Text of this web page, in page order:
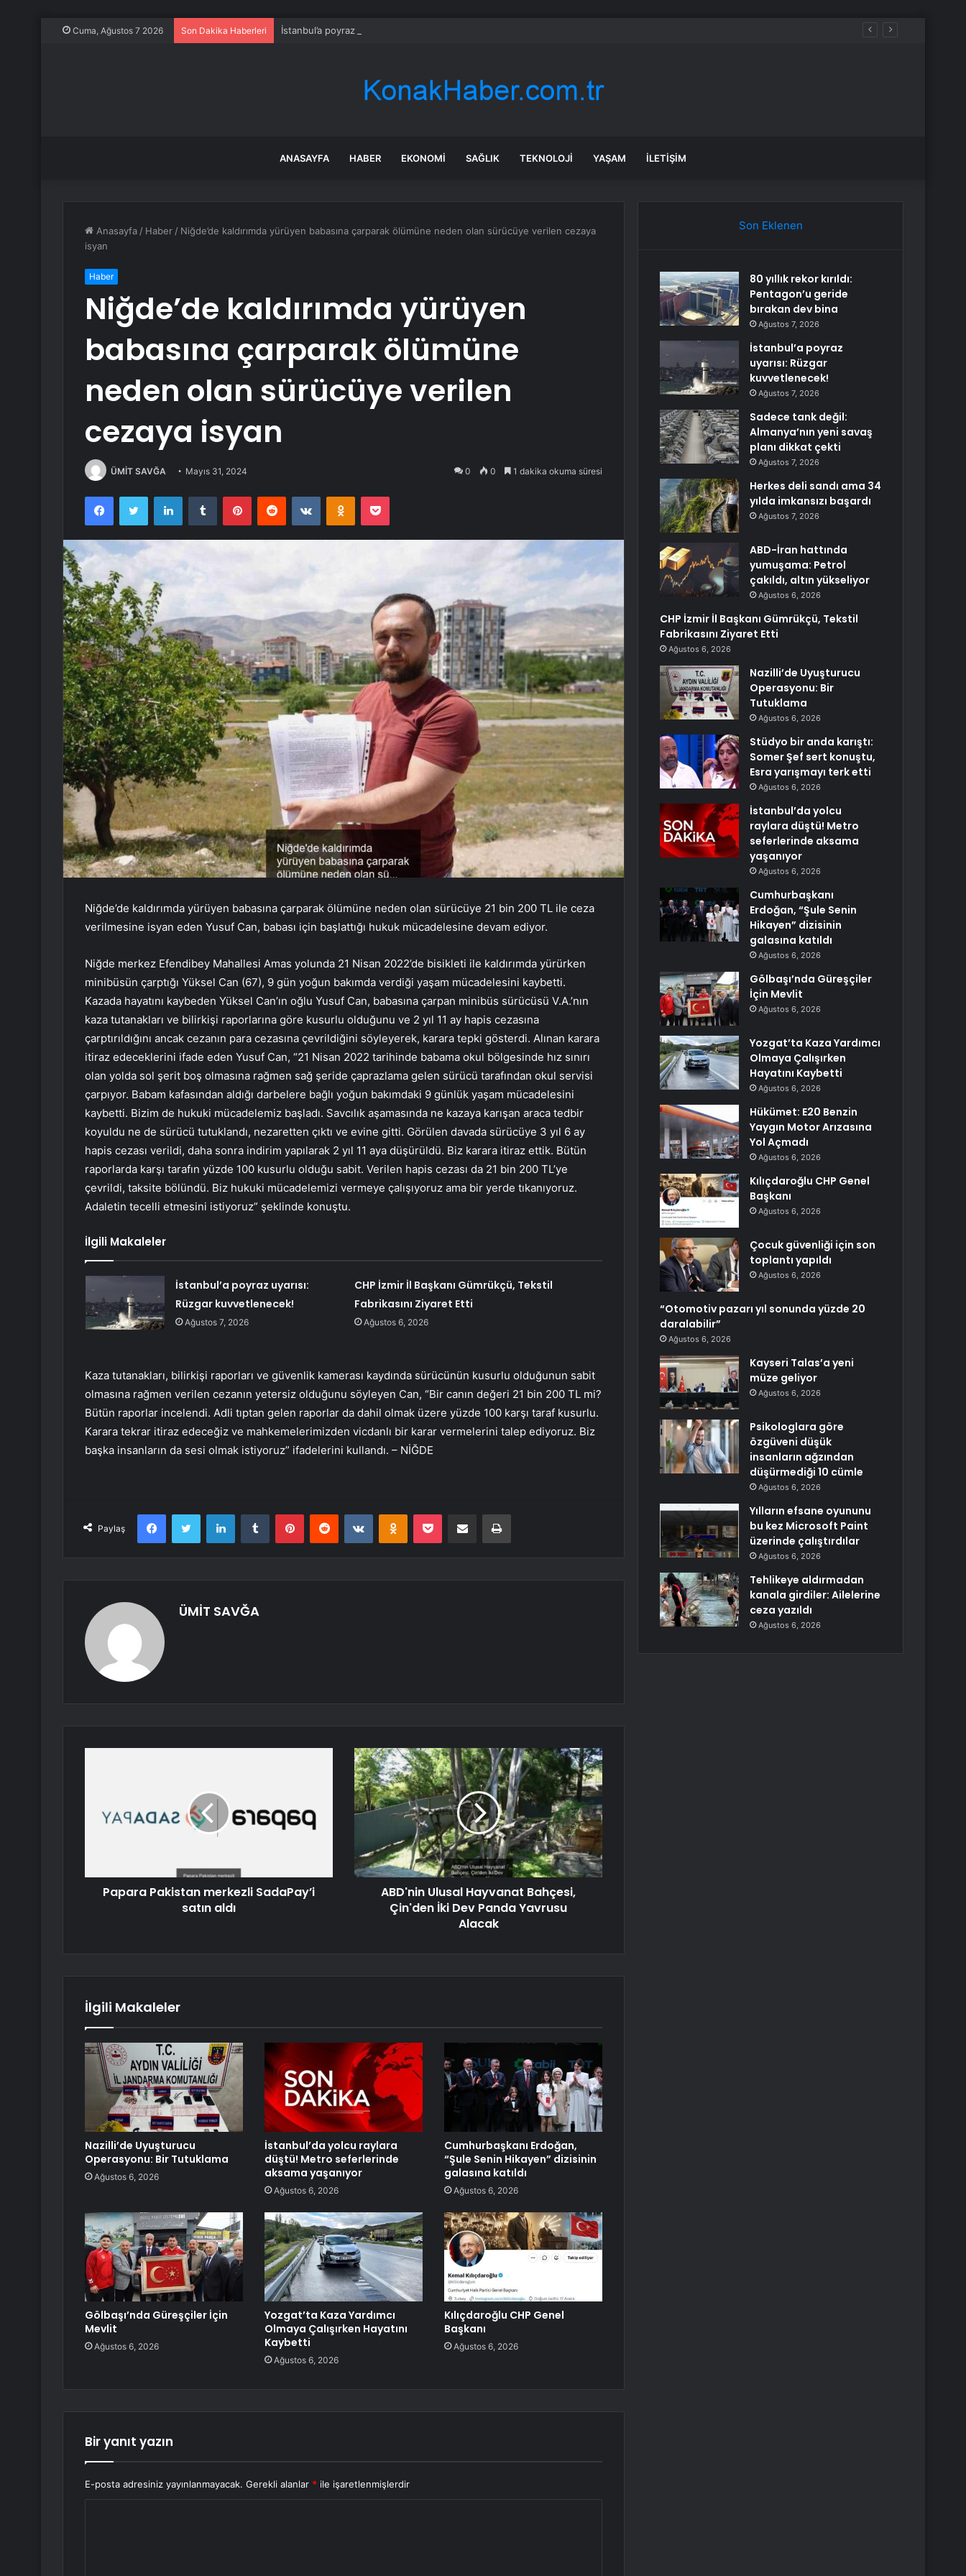
Cuma, Ağustos 7 2026 Son Dakika Haberleri İstanbul’a poyraz uyarısı: Rüzgar kuvvetlenecek!
ANASAYFA HABER EKONOMI SAĞLIK TEKNOLOJI YAŞAM İLETIŞIM
Anasayfa / Haber / Niğde’de kaldırımda yürüyen babasına çarparak ölümüne neden olan sürücüye verilen cezaya
isyan
Haber
Niğde’de kaldırımda yürüyen
babasına çarparak ölümüne
neden olan sürücüye verilen
cezaya isyan
ÜMİT SAVĞA Mayıs 31, 2024 0 0 1 dakika okuma süresi
FacebookTwitter LinkedInTumblr PinterestReddit VKontakteOdnoklassniki
Pocket
Niğde’de kaldırımda yürüyen babasına çarparak ölümüne neden olan sürücüye 21 bin 200 TL ile ceza
verilmesine isyan eden Yusuf Can, babası için başlattığı hukuk mücadelesine devam ediyor.
Niğde merkez Efendibey Mahallesi Amas yolunda 21 Nisan 2022’de bisikleti ile kaldırımda yürürken
minibüsün çarptığı Yüksel Can (67), 9 gün yoğun bakımda verdiği yaşam mücadelesini kaybetti.
Kazada hayatını kaybeden Yüksel Can’ın oğlu Yusuf Can, babasına çarpan minibüs sürücüsü V.A.’nın
kaza tutanakları ve bilirkişi raporlarına göre kusurlu olduğunu ve 2 yıl 11 ay hapis cezasına
çarptırıldığını ancak cezanın para cezasına çevrildiğini söyleyerek, karara tepki gösterdi. Alınan karara
itiraz edeceklerini ifade eden Yusuf Can, “21 Nisan 2022 tarihinde babama okul bölgesinde hız sınırı
olan yolda sol şerit boş olmasına rağmen sağ şeride çaprazlama gelen sürücü tarafından okul servisi
çarpıyor. Babam kafasından aldığı darbelere bağlı yoğun bakımdaki 9 günlük yaşam mücadelesini
kaybetti. Bizim de hukuki mücadelemiz başladı. Savcılık aşamasında ne kazaya karışan araca tedbir
koyuldu ne de sürücü tutuklandı, nezaretten çıktı ve evine gitti. Görülen davada sürücüye 3 yıl 6 ay
hapis cezası verildi, daha sonra indirim yapılarak 2 yıl 11 aya düşürüldü. Biz karara itiraz ettik. Bütün
raporlarda karşı tarafın yüzde 100 kusurlu olduğu sabit. Verilen hapis cezası da 21 bin 200 TL’ye
çevrildi, taksite bölündü. Biz hukuki mücadelemizi vermeye çalışıyoruz ama bir yerde tıkanıyoruz.
Adaletin tecelli etmesini istiyoruz” şeklinde konuştu.
İlgili Makaleler
İstanbul’a poyraz uyarısı:
Rüzgar kuvvetlenecek!
Ağustos 7, 2026
CHP İzmir İl Başkanı Gümrükçü, Tekstil
Fabrikasını Ziyaret Etti
Ağustos 6, 2026
Kaza tutanakları, bilirkişi raporları ve güvenlik kamerası kaydında sürücünün kusurlu olduğunun sabit
olmasına rağmen verilen cezanın yetersiz olduğunu söyleyen Can, “Bir canın değeri 21 bin 200 TL mi?
Bütün raporlar incelendi. Adli tıptan gelen raporlar da dahil olmak üzere yüzde 100 karşı taraf kusurlu.
Karara tekrar itiraz edeceğiz ve mahkemelerimizden vicdanlı bir karar vermelerini talep ediyoruz. Biz
başka insanların da sesi olmak istiyoruz” ifadelerini kullandı. – NİĞDE
Paylaş
FacebookTwitter LinkedInTumblr PinterestReddit VKontakteOdnoklassniki
Pocket E-Posta ile paylaş Yazdır
ÜMİT SAVĞA
Papara Pakistan merkezli SadaPay’i
satın aldı
ABD'nin Ulusal Hayvanat Bahçesi,
Çin'den İki Dev Panda Yavrusu
Alacak
İlgili Makaleler
Nazilli’de Uyuşturucu
Operasyonu: Bir Tutuklama
Ağustos 6, 2026
İstanbul’da yolcu raylara
düştü! Metro seferlerinde
aksama yaşanıyor
Ağustos 6, 2026
Cumhurbaşkanı Erdoğan,
“Şule Senin Hikayen” dizisinin
galasına katıldı
Ağustos 6, 2026
Gölbaşı’nda Güreşçiler İçin
Mevlit
Ağustos 6, 2026
Yozgat’ta Kaza Yardımcı
Olmaya Çalışırken Hayatını
Kaybetti
Ağustos 6, 2026
Kılıçdaroğlu CHP Genel
Başkanı
Ağustos 6, 2026
Bir yanıt yazın
E-posta adresiniz yayınlanmayacak. Gerekli alanlar * ile işaretlenmişlerdir
Son Eklenen
80 yıllık rekor kırıldı:
Pentagon’u geride
bırakan dev bina
Ağustos 7, 2026
İstanbul’a poyraz
uyarısı: Rüzgar
kuvvetlenecek!
Ağustos 7, 2026
Sadece tank değil:
Almanya’nın yeni savaş
planı dikkat çekti
Ağustos 7, 2026
Herkes deli sandı ama 34
yılda imkansızı başardı
Ağustos 7, 2026
ABD-İran hattında
yumuşama: Petrol
çakıldı, altın yükseliyor
Ağustos 6, 2026
CHP İzmir İl Başkanı Gümrükçü, Tekstil
Fabrikasını Ziyaret Etti
Ağustos 6, 2026
Nazilli’de Uyuşturucu
Operasyonu: Bir
Tutuklama
Ağustos 6, 2026
Stüdyo bir anda karıştı:
Somer Şef sert konuştu,
Esra yarışmayı terk etti
Ağustos 6, 2026
İstanbul’da yolcu
raylara düştü! Metro
seferlerinde aksama
yaşanıyor
Ağustos 6, 2026
Cumhurbaşkanı
Erdoğan, “Şule Senin
Hikayen” dizisinin
galasına katıldı
Ağustos 6, 2026
Gölbaşı’nda Güreşçiler
İçin Mevlit
Ağustos 6, 2026
Yozgat’ta Kaza Yardımcı
Olmaya Çalışırken
Hayatını Kaybetti
Ağustos 6, 2026
Hükümet: E20 Benzin
Yaygın Motor Arızasına
Yol Açmadı
Ağustos 6, 2026
Kılıçdaroğlu CHP Genel
Başkanı
Ağustos 6, 2026
Çocuk güvenliği için son
toplantı yapıldı
Ağustos 6, 2026
“Otomotiv pazarı yıl sonunda yüzde 20
daralabilir”
Ağustos 6, 2026
Kayseri Talas’a yeni
müze geliyor
Ağustos 6, 2026
Psikologlara göre
özgüveni düşük
insanların ağzından
düşürmediği 10 cümle
Ağustos 6, 2026
Yılların efsane oyununu
bu kez Microsoft Paint
üzerinde çalıştırdılar
Ağustos 6, 2026
Tehlikeye aldırmadan
kanala girdiler: Ailelerine
ceza yazıldı
Ağustos 6, 2026